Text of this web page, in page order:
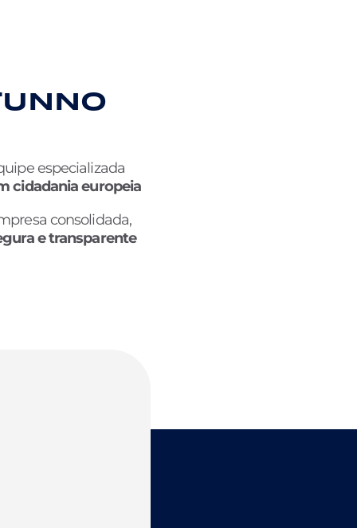
especializada
cidadania europeia
consolidada,
e transparente